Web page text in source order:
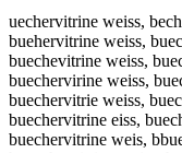
uechervitrine weiss,
buehervitrine weiss,
buechevitrine weiss,
buechervirine weiss,
buechervitrie weiss,
buechervitrine eiss,
buechervitrine weis,